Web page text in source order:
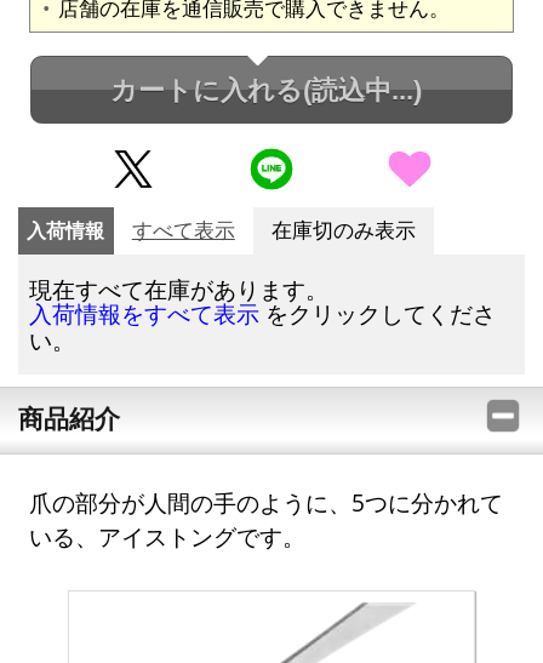
店舗の在庫を通信販売で購入できません。
カートに入れる(読込中...)
入荷情報 すべて表示 在庫切のみ表示
現在すべて在庫があります。
入荷情報をすべて表示 をクリックしてくださ
い。
商品紹介
爪の部分が人間の手のように、5つに分かれて
いる、アイストングです。